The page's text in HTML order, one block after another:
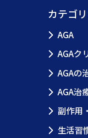
カテゴ
AGA
AGAク
AGAの
AGA治
副作用
生活習